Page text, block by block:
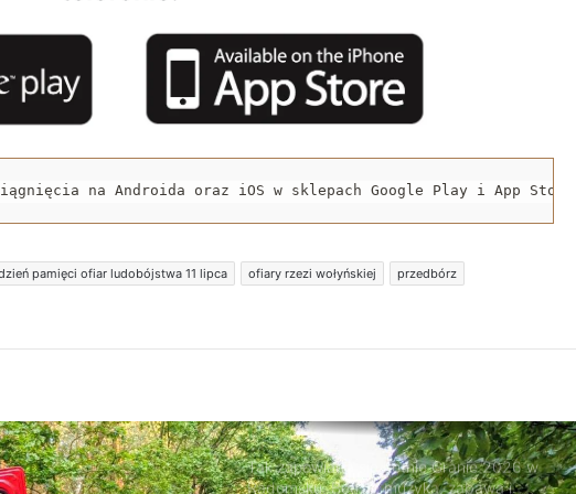
na Androida oraz iOS w sklepach Google Play i App Store.
pamięci ofiar ludobójstwa 11 lipca ofiary rzezi wołyńskiej
przedbórz
119 km/h w terenie zabudowanym. 37-
latek stracił prawo jazdy i zapłaci 4 tys. zł
Trwa remont przejazdów kolejowych.
Zmieniły się trasy autobusów MPK w
Rowerzystka ranna po zderzeniu z
samochodem. Trafiła do szpitala
Naczepa przewróciła się na drodze.
Kruszywo rozsypało się na jezdnię